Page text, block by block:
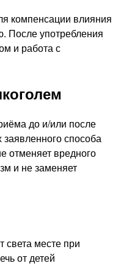
компенсации влияния
После употребления
и работа с
до и/или после
способа
отменяет вредного
и не заменяет
месте при
от детей